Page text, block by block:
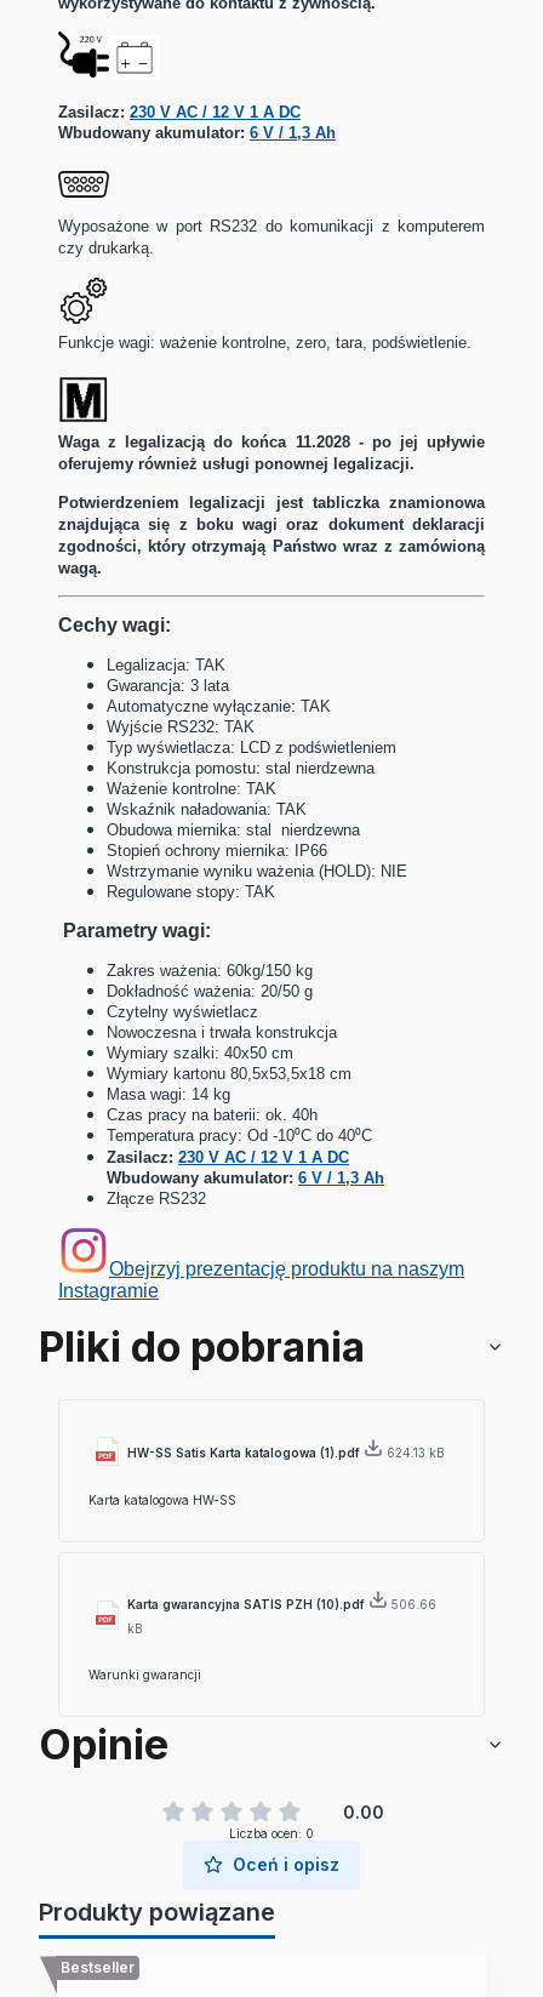
Zasilacz: 230 V AC / 12 V 1 A DC
Wbudowany akumulator: 6 V / 1,3 Ah
Wyposażone w port RS232 do komunikacji z komputerem
czy drukarką.
Funkcje wagi: ważenie kontrolne, zero, tara, podświetlenie.
Waga z legalizacją do końca 11.2028 - po jej upływie
oferujemy również usługi ponownej legalizacji.
Potwierdzeniem legalizacji jest tabliczka znamionowa
znajdująca się z boku wagi oraz dokument deklaracji
zgodności, który otrzymają Państwo wraz z zamówioną
wagą.
Cechy wagi:
Legalizacja: TAK
Gwarancja: 3 lata
Automatyczne wyłączanie: TAK
Wyjście RS232: TAK
Typ wyświetlacza: LCD z podświetleniem
Konstrukcja pomostu: stal nierdzewna
Ważenie kontrolne: TAK
Wskaźnik naładowania: TAK
Obudowa miernika: stal nierdzewna
Stopień ochrony miernika: IP66
Wstrzymanie wyniku ważenia (HOLD): NIE
Regulowane stopy: TAK
Parametry wagi:
Zakres ważenia: 60kg/150 kg
Dokładność ważenia: 20/50 g
Czytelny wyświetlacz
Nowoczesna i trwała konstrukcja
Wymiary szalki: 40x50 cm
Wymiary kartonu 80,5x53,5x18 cm
Masa wagi: 14 kg
Czas pracy na baterii: ok. 40h
Temperatura pracy: Od -10⁰C do 40⁰C
Zasilacz: 230 V AC / 12 V 1 A DC
Wbudowany akumulator: 6 V / 1,3 Ah
Złącze RS232
Obejrzyj prezentację produktu na naszym
Instagramie
Pliki do pobrania
HW-SS Satis Karta katalogowa (1).pdf 624.13 kB
Karta katalogowa HW-SS
Karta gwarancyjna SATIS PZH (10).pdf
506.66
kB
Warunki gwarancji
Opinie
0.00
Liczba ocen: 0
Oceń i opisz
Produkty powiązane
Bestseller